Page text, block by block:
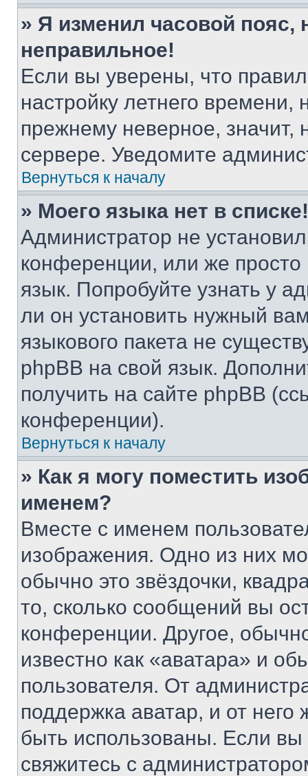
» Я изменил часовой пояс,
неправильное!
Если вы уверены, что
настройку летнего
прежнему неверное, значит,
сервере. Уведомите
Вернуться к началу
» Моего языка нет в списке!
Администратор не
конференции, или же
язык. Попробуйте узнать у
ли он установить нужный
языкового пакета не
phpBB на свой язык.
получить на сайте phpBB
конференции).
Вернуться к началу
» Как я могу поместить
именем?
Вместе с именем
изображения. Одно из них
обычно это звёздочки,
то, сколько сообщений вы
конференции. Другое,
известно как «аватара» и
пользователя. От
поддержка аватар, и от него
быть использованы. Если
свяжитесь с